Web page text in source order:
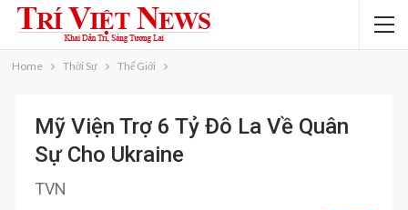
Home Thời Sự Thế Giới
Mỹ Viện Trợ 6 Tỷ Đô La Về Quân
Sự Cho Ukraine
TVN